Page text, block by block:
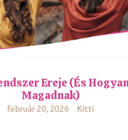
Ereje (és
Magadnak)
február 20, 2026 Kitti